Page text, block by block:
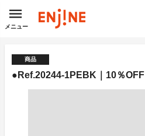
メニュー
商品
●Ref.20244-1PEBK｜10％OFF